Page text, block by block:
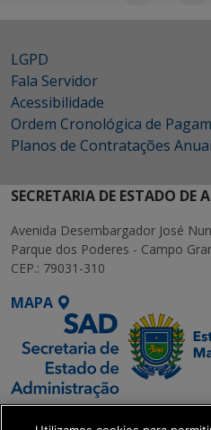
LGPD
Fala Servidor
Acessibilidade
Ordem Cronológica de
Planos de Contratações
SECRETARIA DE ESTADO DE
Avenida Desembargador José
Parque dos Poderes - Campo
CEP.: 79031-310
MAPA